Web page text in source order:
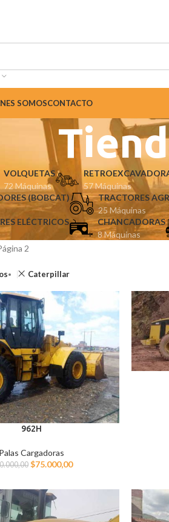
SOMOSCONTACTO
VOLQUETAS
72 Máquinas
57 Máquinas
(BOBCAT)
TRACTORES
25 Máquinas
ELÉCTRICOS
CHANCADORAS
8 Máquinas
2
Caterpillar
962H
Palas Cargadoras
$75.000,00